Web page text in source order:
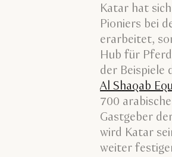
Katar hat
Pioniers bei
erarbeitet,
Hub für
der Beispiele
Al Shaqab
700
Gastgeber
wird Katar
weiter